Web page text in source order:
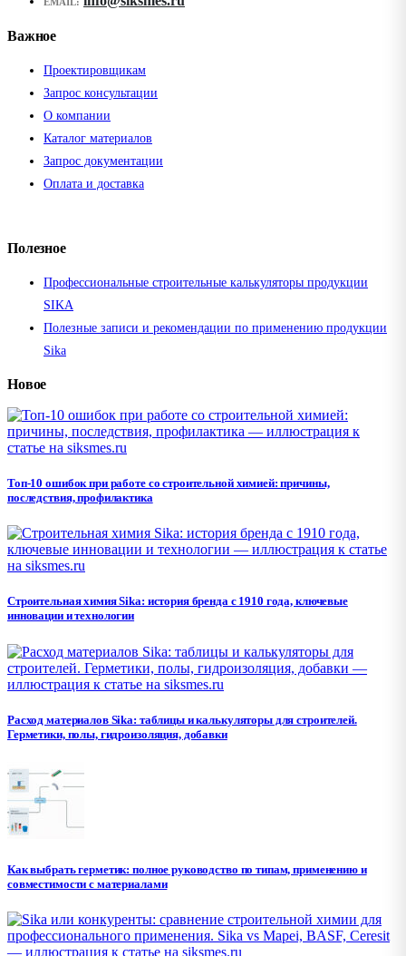
Важное
Проектировщикам
Запрос консультации
О компании
Каталог материалов
Запрос документации
Оплата и доставка
Полезное
Профессиональные строительные калькуляторы продукции
SIKA
Полезные записи и рекомендации по применению продукции
Sika
Новое
Топ-10 ошибок при работе со строительной химией: причины,
последствия, профилактика
Строительная химия Sika: история бренда с 1910 года, ключевые
инновации и технологии
Расход материалов Sika: таблицы и калькуляторы для строителей.
Герметики, полы, гидроизоляция, добавки
Как выбрать герметик: полное руководство по типам, применению и
совместимости с материалами